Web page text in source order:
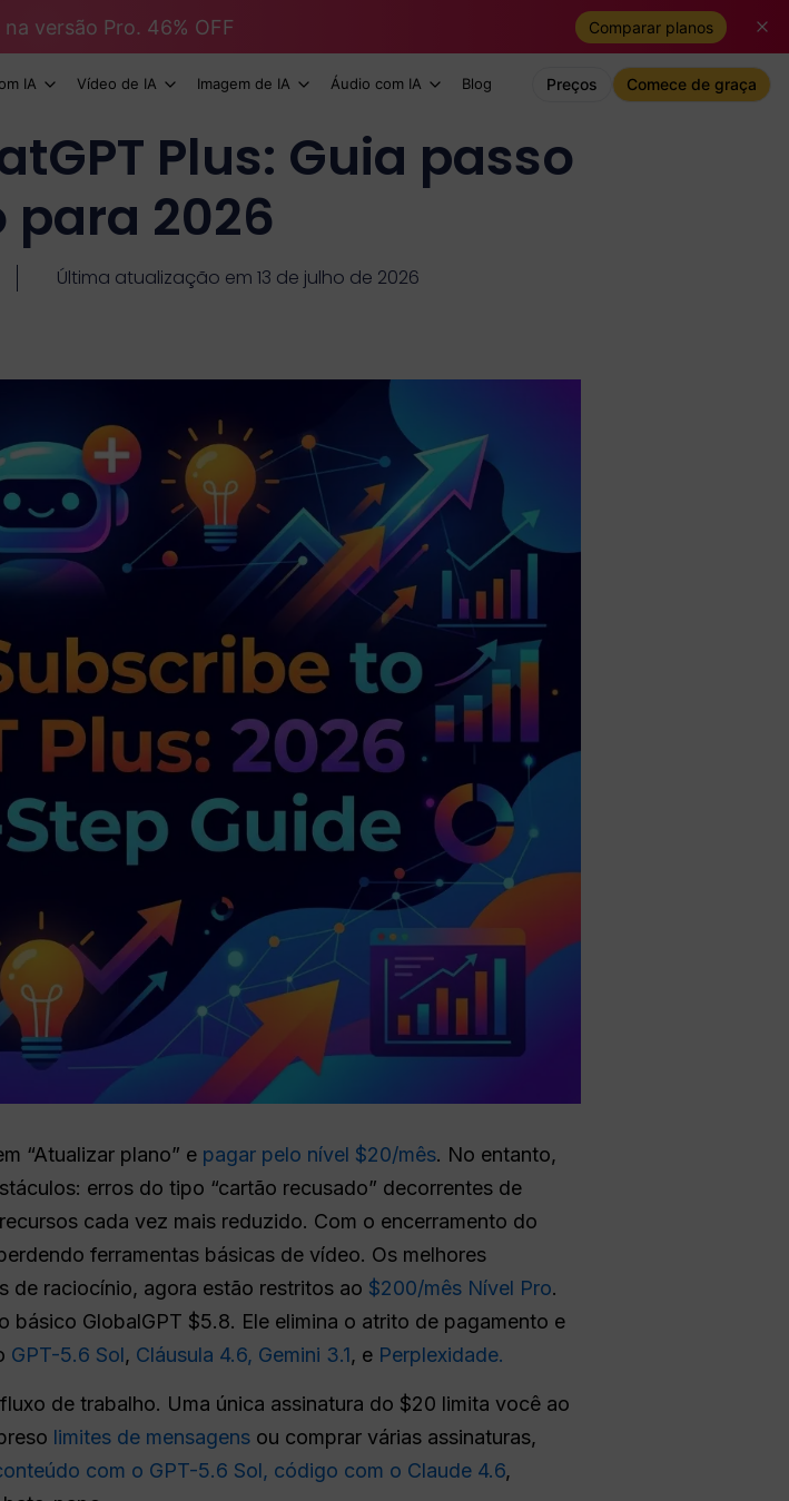
versão Pro. 46% OFF Comparar planos
IA Vídeo de IA Imagem de IA Áudio com IA Blog Preços Comece de graça
Plus: Guia passo
para 2026
Última atualização em 13 de julho de 2026
“Atualizar plano” e pagar pelo nível $20/mês. No entanto,
erros do tipo “cartão recusado” decorrentes de
cada vez mais reduzido. Com o encerramento do
ferramentas básicas de vídeo. Os melhores
de raciocínio, agora estão restritos ao $200/mês Nível Pro.
básico GlobalGPT $5.8. Ele elimina o atrito de pagamento e
GPT-5.6 Sol, Cláusula 4.6, Gemini 3.1, e Perplexidade.
de trabalho. Uma única assinatura do $20 limita você ao
limites de mensagens ou comprar várias assinaturas,
com o GPT-5.6 Sol, código com o Claude 4.6,